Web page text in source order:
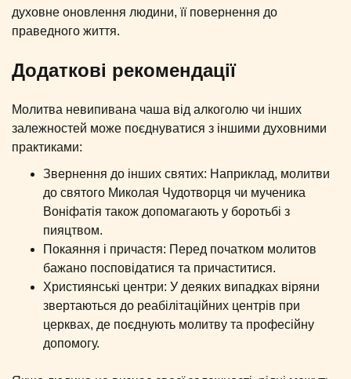
духовне оновлення людини, її повернення до
праведного життя.
Додаткові рекомендації
Молитва невипивана чаша від алкоголю чи інших
залежностей може поєднуватися з іншими духовними
практиками:
Звернення до інших святих: Наприклад, молитви
до святого Миколая Чудотворця чи мученика
Воніфатія також допомагають у боротьбі з
пияцтвом.
Покаяння і причастя: Перед початком молитов
бажано посповідатися та причаститися.
Християнські центри: У деяких випадках віряни
звертаються до реабілітаційних центрів при
церквах, де поєднують молитву та професійну
допомогу.